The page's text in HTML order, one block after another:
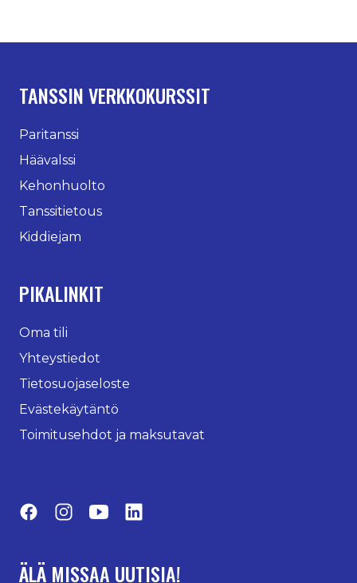
TANSSIN VERKKOKURSSIT
Paritanssi
Häävalssi
Kehonhuolto
Tanssitietous
Kiddiejam
PIKALINKIT
Oma tili
Yhteystiedot
Tietosuojaseloste
Evästekäytäntö
Toimitusehdot ja maksutavat
FacebookInstagramYouTube
ÄLÄ MISSAA UUTISIA!